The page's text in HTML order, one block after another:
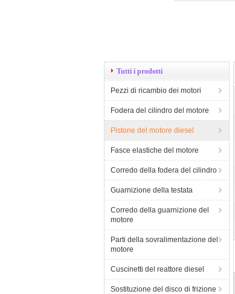
Tutti i prodotti
Pezzi di ricambio dei motori
Fodera del cilindro del motore
Pistone del motore diesel
Fasce elastiche del motore
Corredo della fodera del cilindro
Guarnizione della testata
Corredo della guarnizione del
motore
Parti della sovralimentazione del
motore
Cuscinetti del reattore diesel
Sostituzione del disco di frizione